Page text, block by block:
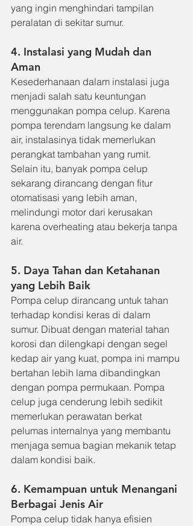
yang ingin menghindari tampilan
peralatan di sekitar sumur.
4. Instalasi yang Mudah dan
Aman
Kesederhanaan dalam instalasi juga
menjadi salah satu keuntungan
menggunakan pompa celup. Karena
pompa terendam langsung ke dalam
air, instalasinya tidak memerlukan
perangkat tambahan yang rumit.
Selain itu, banyak pompa celup
sekarang dirancang dengan fitur
otomatisasi yang lebih aman,
melindungi motor dari kerusakan
karena overheating atau bekerja tanpa
air.
5. Daya Tahan dan Ketahanan
yang Lebih Baik
Pompa celup dirancang untuk tahan
terhadap kondisi keras di dalam
sumur. Dibuat dengan material tahan
korosi dan dilengkapi dengan segel
kedap air yang kuat, pompa ini mampu
bertahan lebih lama dibandingkan
dengan pompa permukaan. Pompa
celup juga cenderung lebih sedikit
memerlukan perawatan berkat
pelumas internalnya yang membantu
menjaga semua bagian mekanik tetap
dalam kondisi baik.
6. Kemampuan untuk Menangani
Berbagai Jenis Air
Pompa celup tidak hanya efisien